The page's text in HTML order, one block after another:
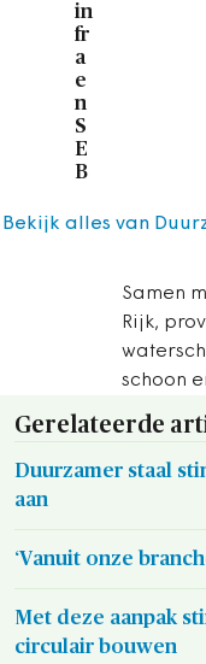
in
fr
a
e
n
S
E
B
Samen
Rijk,
schoon
Bekijk alles van
Gerelateerde
Duurzamer staal
aan
‘Vanuit onze
Met deze aanpak
circulair bouwen